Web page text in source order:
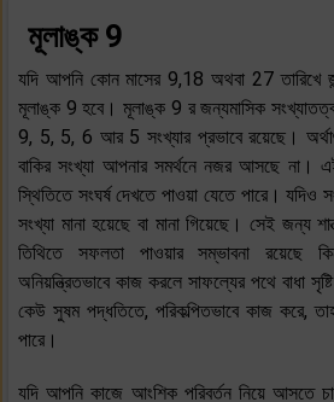
মূলাঙ্ক 9
যদি আপনি কোন মাসের 9,18 অথবা 27 তারিখে
মূলাঙ্ক 9 হবে। মূলাঙ্ক 9 র জন্যমাসিক
9, 5, 5, 6 আর 5 সংখ্যার প্রভাবে রয়েছে।
বাকির সংখ্যা আপনার সমর্থনে নজর আসছে না।
স্থিতিতে সংঘর্ষ দেখতে পাওয়া যেতে পারে। যদিও
সংখ্যা মানা হয়েছে বা মানা গিয়েছে। সেই জন্য
তিথিতে সফলতা পাওয়ার সম্ভাবনা রয়েছে
অনিয়ন্ত্রিতভাবে কাজ করলে সাফল্যের পথে বাধা
কেউ সুষম পদ্ধতিতে, পরিকল্পিতভাবে কাজ করে,
পারে।
যদি আপনি কাজে আংশিক পরিবর্তন নিয়ে আসতে